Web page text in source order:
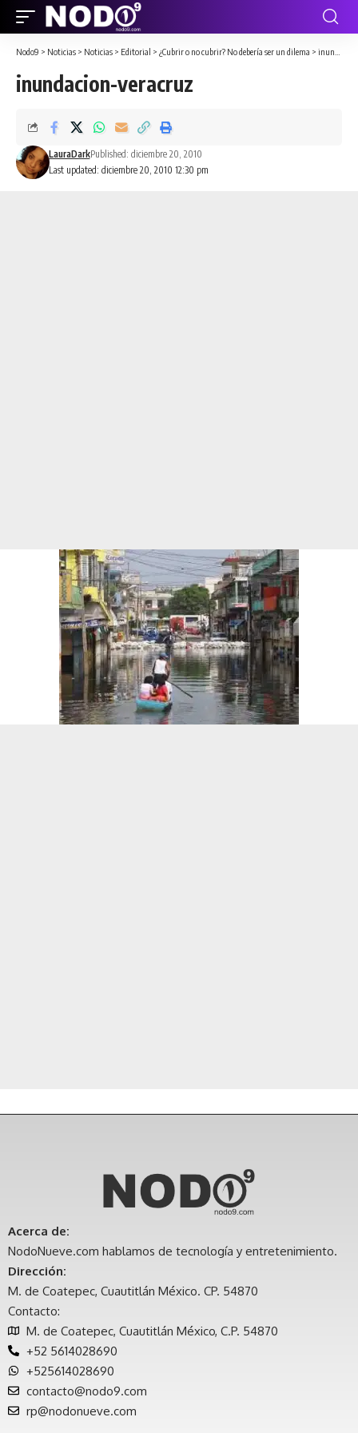
Nodo9 > Noticias > Noticias > Editorial > ¿Cubrir o no cubrir? No debería ser un dilema > inundacion-veracruz
inundacion-veracruz
Last updated: diciembre 20, 2010 12:30 pm
LauraDarkPublished: diciembre 20, 2010
Acerca de:
NodoNueve.com hablamos de tecnología y entretenimiento.
Dirección:
M. de Coatepec, Cuautitlán México. CP. 54870
Contacto:
M. de Coatepec, Cuautitlán México, C.P. 54870
+52 5614028690
+525614028690
contacto@nodo9.com
rp@nodonueve.com